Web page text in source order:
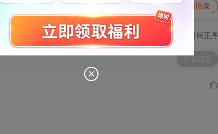
转发到动态 举报 写回复
切换为时间正序
发表回复